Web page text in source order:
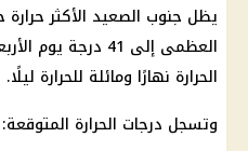
يظل جنوب الصعيد الأكثر
العظمى إلى 41
الحرارة نهارًا ومائلة للحرارة ليلًا.
وتسجل درجات الحرارة المتوقعة: